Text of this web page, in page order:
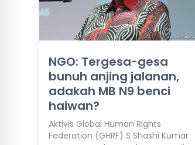
NGO: Tergesa-gesa
bunuh anjing jalanan,
adakah MB N9 benci
haiwan?
Aktivis Global Human Rights
Federation (GHRF) S Shashi Kumar